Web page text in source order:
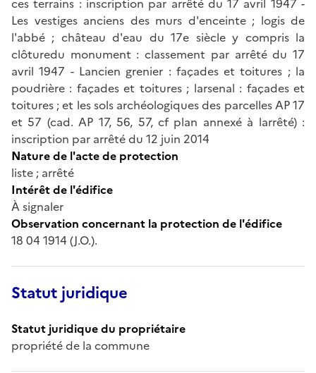
Les vestiges anciens des murs d'enceinte ; logis de
l'abbé ; château d'eau du 17e siècle y compris la
clôturedu monument : classement par arrêté du 17
avril 1947 - Lancien grenier : façades et toitures ; la
poudrière : façades et toitures ; larsenal : façades et
toitures ; et les sols archéologiques des parcelles AP 17
et 57 (cad. AP 17, 56, 57, cf plan annexé à larrêté) :
inscription par arrêté du 12 juin 2014
Nature de l'acte de protection
liste ; arrêté
Intérêt de l'édifice
À signaler
Observation concernant la protection de l'édifice
18 04 1914 (J.O.).
Statut juridique
Statut juridique du propriétaire
propriété de la commune